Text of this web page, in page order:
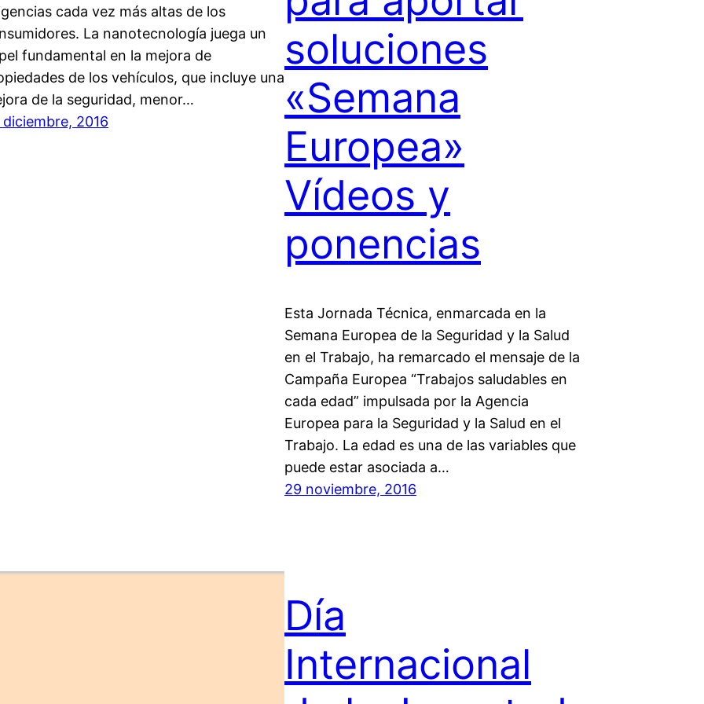
cada vez más altas de los
La nanotecnología juega un
fundamental en la mejora de
de los vehículos, que incluye una
de la seguridad, menor…
diciembre, 2016
soluciones
«Semana
Europea»
Vídeos y
ponencias
Esta Jornada Técnica, enmarcada en la
Semana Europea de la Seguridad y la Salud
en el Trabajo, ha remarcado el mensaje de la
Campaña Europea “Trabajos saludables en
cada edad” impulsada por la Agencia
Europea para la Seguridad y la Salud en el
Trabajo. La edad es una de las variables que
puede estar asociada a…
29 noviembre, 2016
Día
Internacional